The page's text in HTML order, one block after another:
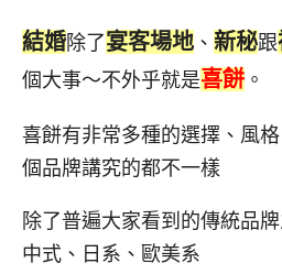
結婚除了宴客場地 、 新秘跟
個大事～不外乎就是喜餅 。
喜餅有非常多種的選擇、風
個品牌講究的都不一樣
除了普遍大家看到的傳統品
中式、日系、歐美系